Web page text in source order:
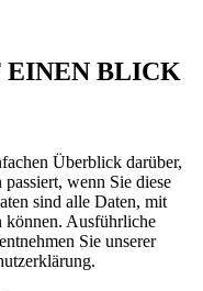
EINEN BLICK
Überblick darüber,
wenn Sie diese
sind alle Daten, mit
können. Ausführliche
Sie unserer